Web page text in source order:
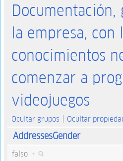
la empresa, con
conocimientos
comenzar a
videojuegos
Ocultar grupos Ocultar
AddressesGender
falso +